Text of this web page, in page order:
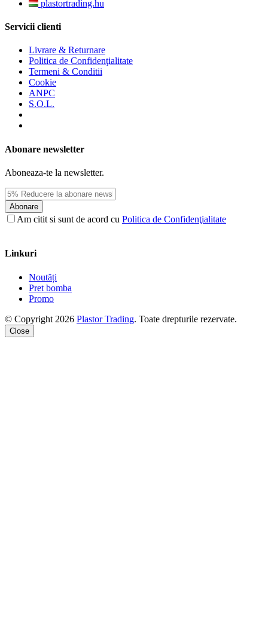
plastortrading.hu
Servicii clienti
Livrare & Returnare
Politica de Confidenţialitate
Termeni & Conditii
Cookie
ANPC
S.O.L.
Abonare newsletter
Aboneaza-te la newsletter.
Abonare
Am citit si sunt de acord cu Politica de Confidenţialitate
Linkuri
Noutăți
Pret bomba
Promo
© Copyright 2026 Plastor Trading. Toate drepturile rezervate.
Close